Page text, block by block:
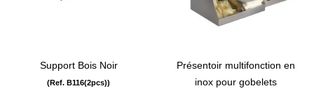
Support Bois Noir
(Ref. B116(2pcs))
Présentoir multifonction en
inox pour gobelets